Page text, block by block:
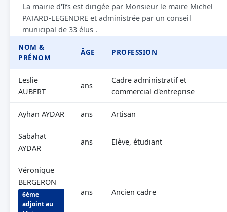
La mairie d'Ifs est dirigée par Monsieur le maire Michel
PATARD-LEGENDRE et administrée par un conseil
municipal de 33 élus .
NOM &
PRÉNOM
ÂGE PROFESSION
Leslie
AUBERT
ans
Cadre administratif et
commercial d'entreprise
Ayhan AYDAR ans Artisan
Sabahat
AYDAR
ans Elève, étudiant
Véronique
BERGERON
6ème
adjoint au
ans Ancien cadre